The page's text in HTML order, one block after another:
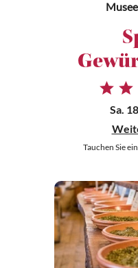
Sa.
Tauchen Sie